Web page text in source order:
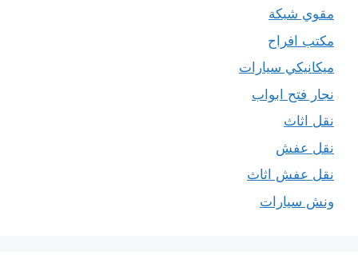
مقوي شبكة
مكتب افراح
ميكانيكي سيارات
نجار فتح ابواب
نقل اثاث
نقل عفش
نقل عفش اثاث
ونش سيارات